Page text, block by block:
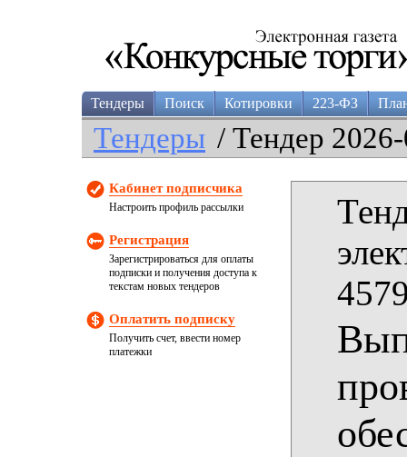
Тендеры Поиск Котировки 223-ФЗ
Тендеры / Тендер
Кабинет подписчика
Настроить профиль рассылки
Регистрация
Зарегистрироваться для оплаты
подписки и получения доступа к
текстам новых тендеров
Оплатить подписку
Получить счет, ввести номер
платежки